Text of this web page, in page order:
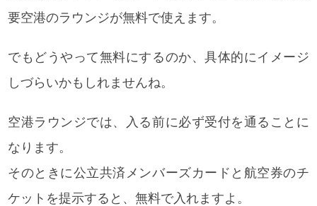
要空港のラウンジが無料で使えます。
でもどうやって無料にするのか、具体的にイメージ
しづらいかもしれませんね。
空港ラウンジでは、入る前に必ず受付を通ることに
なります。
そのときに公立共済メンバーズカードと航空券のチ
ケットを提示すると、無料で入れますよ。